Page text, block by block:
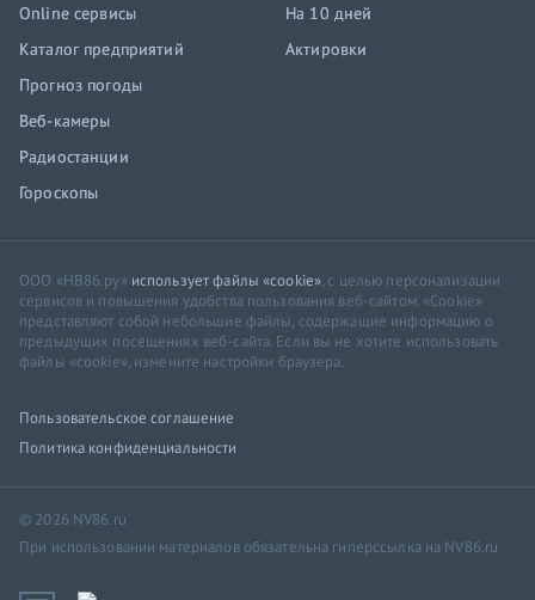
Online сервисы
Каталог предприятий
Прогноз погоды
Веб-камеры
Радиостанции
Гороскопы
На 10 дней
Актировки
ООО «НВ86.ру» использует файлы «cookie», с целью персонализации
сервисов и повышения удобства пользования веб-сайтом. «Cookie»
представляют собой небольшие файлы, содержащие информацию о
предыдущих посещениях веб-сайта. Если вы не хотите использовать
файлы «cookie», измените настройки браузера.
Пользовательское соглашение
Политика конфиденциальности
© 2026 NV86.ru
При использовании материалов обязательна гиперссылка на NV86.ru